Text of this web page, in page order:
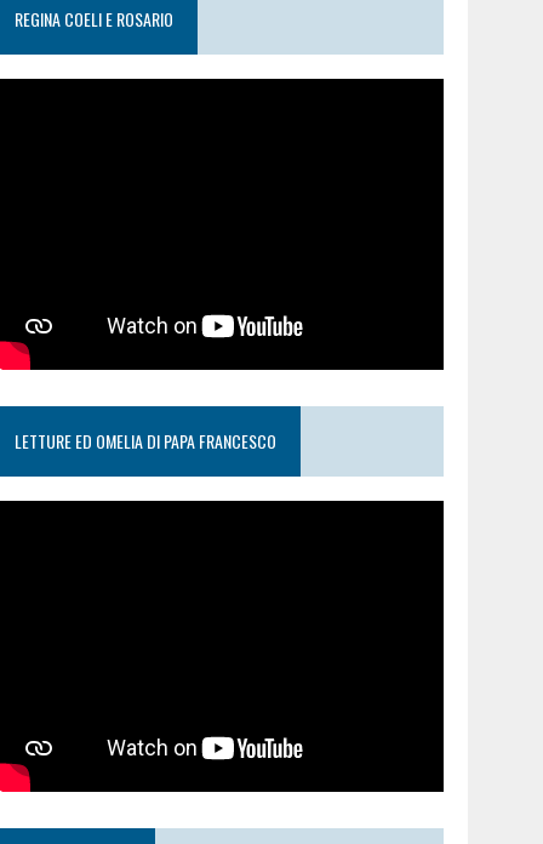
REGINA COELI E ROSARIO
LETTURE ED OMELIA DI PAPA FRANCESCO